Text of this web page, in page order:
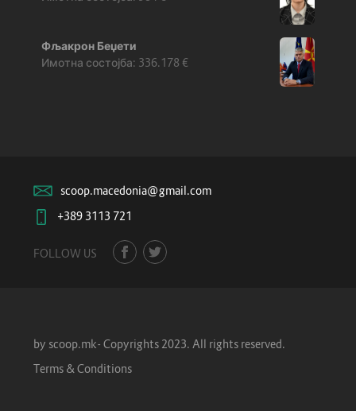
Фљакрон Беџети
336.178 €
scoop.macedonia@gmail.com
+389 3113 721
FOLLOW US
by scoop.mk- Copyrights 2023. All rights reserved.
Terms & Conditions